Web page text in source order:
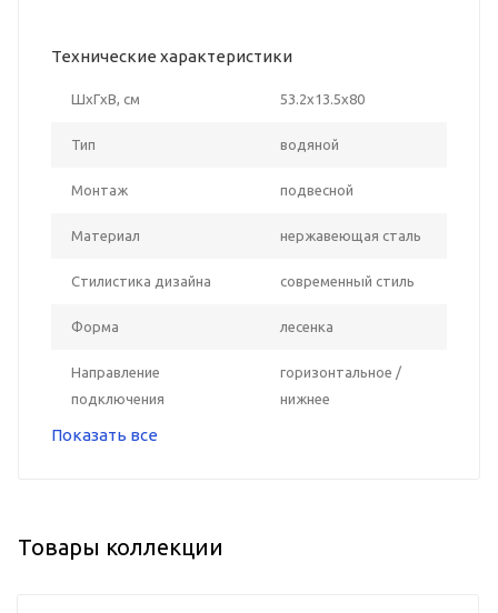
Технические характеристики
ШxГxВ, см 53.2x13.5x80
Тип водяной
Монтаж подвесной
Материал нержавеющая сталь
Стилистика дизайна современный стиль
Форма лесенка
Направление
подключения
горизонтальное /
нижнее
Показать все
Товары коллекции